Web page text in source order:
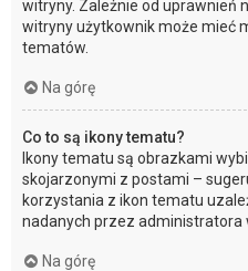
witryny. Zależnie od uprawnień
witryny użytkownik może mieć
tematów.
Na górę
Co to są ikony tematu?
Ikony tematu są obrazkami
skojarzonymi z postami –
korzystania z ikon tematu
nadanych przez administratora
Na górę